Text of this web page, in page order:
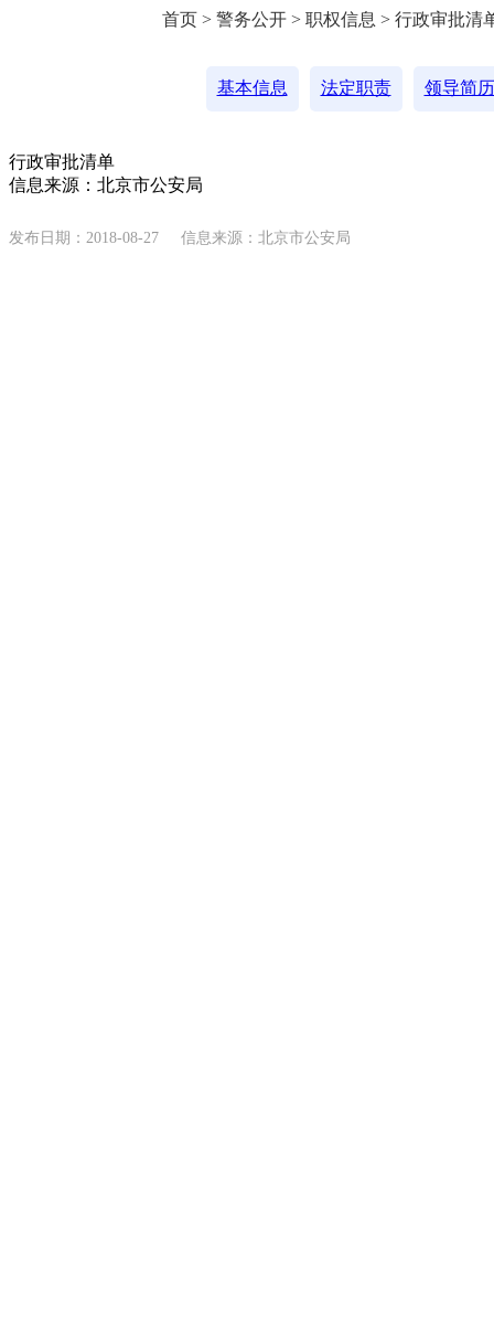
首页 > 警务公开 > 职权信息 > 行政审批清
基本信息 法定职责 领导简历
行政审批清单
信息来源：北京市公安局
发布日期：2018-08-27 信息来源：北京市公安局